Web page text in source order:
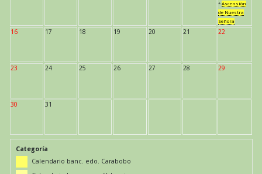
* Ascensión
de Nuestra
Señora
16 17 18 19 20 21 22
23 24 25 26 27 28 29
30 31
Categoría
Calendario banc. edo. Carabobo